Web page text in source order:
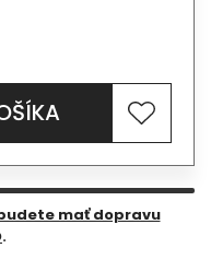
mať dopravu
.